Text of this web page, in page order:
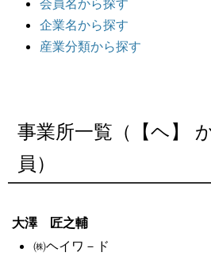
企業名から探す
産業分類から探す
事業所一覧（【ヘ】
員）
大澤 匠之輔
㈱ヘイワ－ド